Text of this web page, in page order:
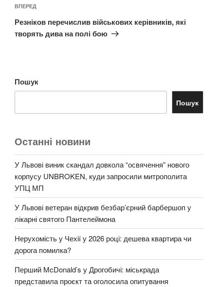
Наступний
запис
ВПЕРЕД
Резніков перечислив військових керівників, які
творять дива на полі бою
Пошук
Пошук
Останні новини
У Львові виник скандал довкола “освячення” нового
корпусу UNBROKEN, куди запросили митрополита
УПЦ МП
У Львові ветеран відкрив безбар’єрний барбершоп у
лікарні святого Пантелеймона
Нерухомість у Чехії у 2026 році: дешева квартира чи
дорога помилка?
Перший McDonald’s у Дрогобичі: міськрада
представила проєкт та оголосила опитування